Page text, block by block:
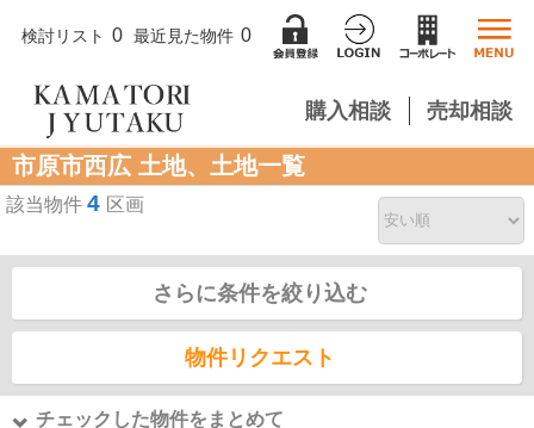
検討リスト 0 最近見た物件 0
購入相談 売却相談
市原市西広 土地、土地一覧
該当物件 4 区画
さらに条件を絞り込む
物件リクエスト
チェックした物件をまとめて